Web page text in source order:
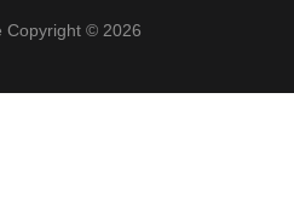
Copyright © 2026